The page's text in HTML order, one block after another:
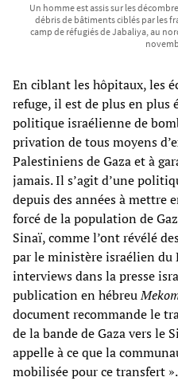
Un homme est assis sur les
débris de bâtiments ciblés par les
camp de réfugiés de Jabaliya, au
En ciblant les hôpitaux, les
refuge, il est de plus en plus
politique israélienne de
privation de tous moyens
Palestiniens de Gaza et à
jamais. Il s’agit d’une
depuis des années à mettre
forcé de la population de
Sinaï, comme l’ont révélé
par le ministère israélien du
interviews dans la presse
publication en hébreu
document recommande le
de la bande de Gaza vers le
appelle à ce que la
mobilisée pour ce transfert ».